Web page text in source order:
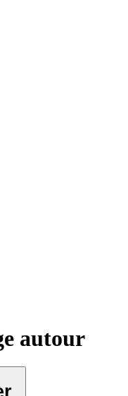
autour